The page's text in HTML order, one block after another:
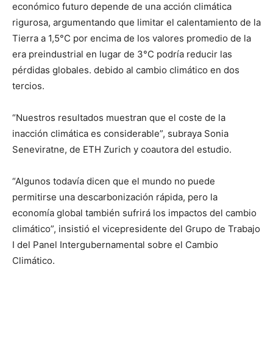
económico futuro depende de una acción climática
rigurosa, argumentando que limitar el calentamiento de la
Tierra a 1,5°C por encima de los valores promedio de la
era preindustrial en lugar de 3°C podría reducir las
pérdidas globales. debido al cambio climático en dos
tercios.
“Nuestros resultados muestran que el coste de la
inacción climática es considerable”, subraya Sonia
Seneviratne, de ETH Zurich y coautora del estudio.
“Algunos todavía dicen que el mundo no puede
permitirse una descarbonización rápida, pero la
economía global también sufrirá los impactos del cambio
climático”, insistió el vicepresidente del Grupo de Trabajo
I del Panel Intergubernamental sobre el Cambio
Climático.